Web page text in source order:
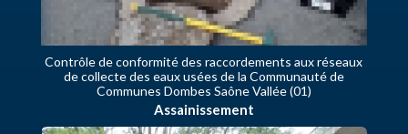
Contrôle de conformité des raccordements aux réseaux
de collecte des eaux usées de la Communauté de
Communes Dombes Saône Vallée (01)
Assainissement